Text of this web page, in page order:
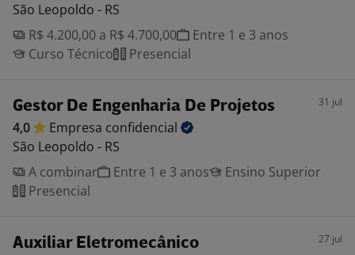
São Leopoldo - RS
R$ 4.200,00 a R$ 4.700,00
Entre 1 e 3 anos
Curso Técnico
Presencial
Gestor De Engenharia De Projetos 31 jul
4,0 Empresa confidencial
São Leopoldo - RS
A combinar
Entre 1 e 3 anos
Ensino Superior
Presencial
Auxiliar Eletromecânico 27 jul